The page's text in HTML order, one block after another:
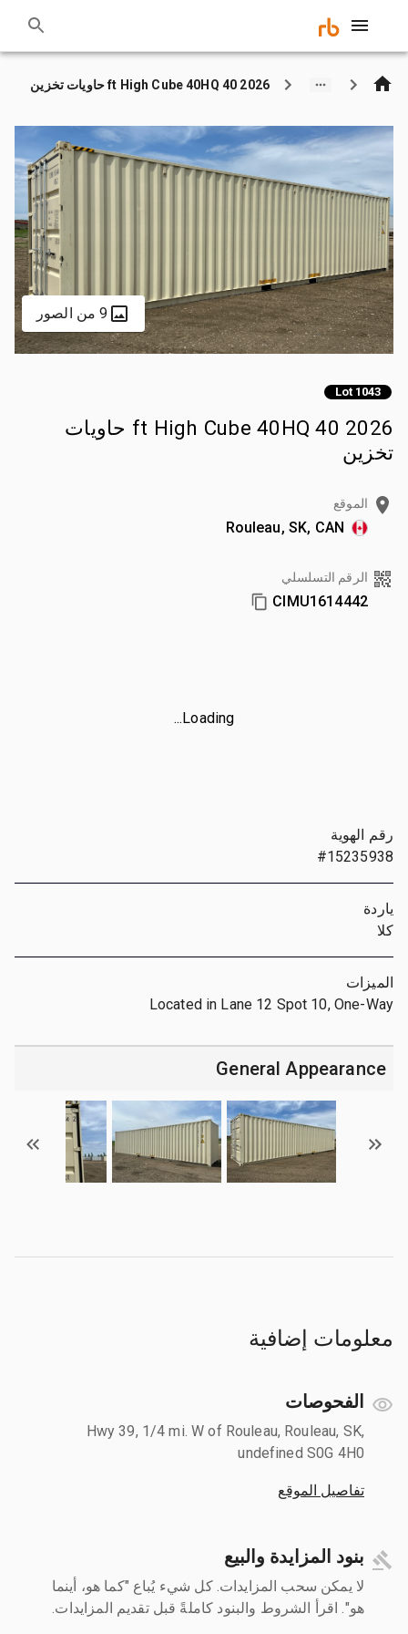
2026 40 ft High Cube 40HQ حاويات تخزين
9 من الصور
Lot 1043
2026 40 ft High Cube 40HQ حاويات
تخزين
الموقع
Rouleau, SK, CAN
الرقم التسلسلي
CIMU1614442
Loading...
رقم الهوية
#15235938
ياردة
كلا
الميزات
Located in Lane 12 Spot 10, One-Way
General Appearance
معلومات إضافية
الفحوصات
Hwy 39, 1/4 mi. W of Rouleau, Rouleau, SK,
undefined S0G 4H0
تفاصيل الموقع
بنود المزايدة والبيع
لا يمكن سحب المزايدات. كل شيء يُباع "كما هو، أينما
هو". اقرأ الشروط والبنود كاملةً قبل تقديم المزايدات.